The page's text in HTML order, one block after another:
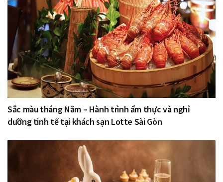
Sắc màu tháng Năm – Hành trình ẩm thực và nghỉ
dưỡng tinh tế tại khách sạn Lotte Sài Gòn